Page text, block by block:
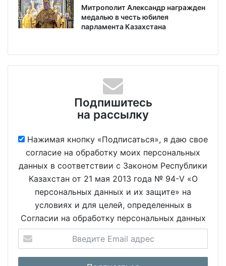
Митрополит Александр награжден
медалью в честь юбилея
парламента Казахстана
Подпишитесь
на рассылку
Нажимая кнопку «Подписаться», я даю свое
согласие на обработку моих персональных
данных в соответствии с Законом Республики
Казахстан от 21 мая 2013 года № 94-V «О
персональных данных и их защите» на
условиях и для целей, определенных в
Согласии на обработку персональных данных